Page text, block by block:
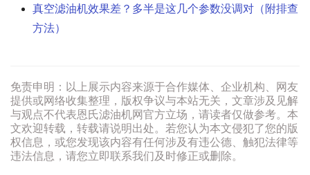
真空滤油机效果差？多半是这几个参数没调对（附排查
方法）
免责申明：以上展示内容来源于合作媒体、企业机构、网友
提供或网络收集整理，版权争议与本站无关，文章涉及见解
与观点不代表恩氏滤油机网官方立场，请读者仅做参考。本
文欢迎转载，转载请说明出处。若您认为本文侵犯了您的版
权信息，或您发现该内容有任何涉及有违公德、触犯法律等
违法信息，请您立即联系我们及时修正或删除。